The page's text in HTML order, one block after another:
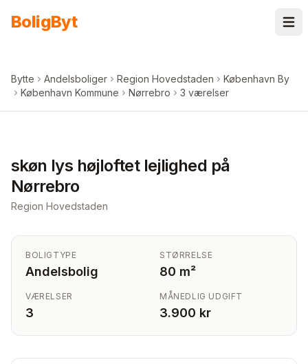
BoligByt
Bytte Andelsboliger Region Hovedstaden
København By
København Kommune
Nørrebro 3 værelser
billeder i appen
skøn lys højloftet lejlighed på
Nørrebro
Region Hovedstaden
BOLIGTYPE
Andelsbolig
STØRRELSE
80 m²
VÆRELSER
3
MÅNEDLIG UDGIFT
3.900 kr